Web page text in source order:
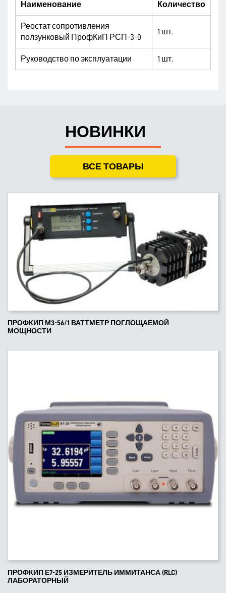
Наименование Количество
Реостат сопротивления
ползунковый ПрофКиП РСП-3-0
1 шт.
Руководство по эксплуатации 1 шт.
НОВИНКИ
ВСЕ ТОВАРЫ
ПРОФКИП М3-56/1 ВАТТМЕТР ПОГЛОЩАЕМОЙ
МОЩНОСТИ
ПРОФКИП Е7-25 ИЗМЕРИТЕЛЬ ИММИТАНСА (RLC)
ЛАБОРАТОРНЫЙ